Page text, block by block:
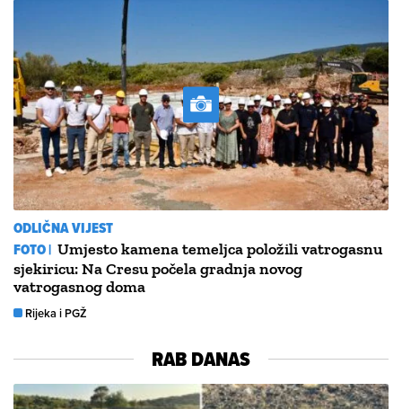
ODLIČNA VIJEST
FOTO | Umjesto kamena temeljca položili vatrogasnu
sjekiricu: Na Cresu počela gradnja novog
vatrogasnog doma
Rijeka i PGŽ
RAB DANAS